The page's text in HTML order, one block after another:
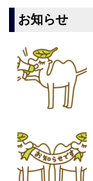
お知らせ